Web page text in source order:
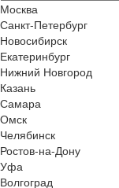
Москва
Санкт-Петербург
Новосибирск
Екатеринбург
Нижний Новгород
Казань
Самара
Омск
Челябинск
Ростов-на-Дону
Уфа
Волгоград